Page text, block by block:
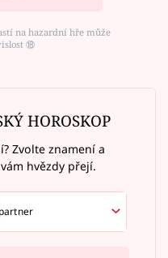
na hazardní hře může
⑱
HOROSKOP
Zvolte znamení a
hvězdy přejí.